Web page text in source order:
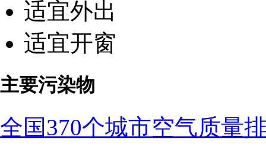
适宜外出
适宜开窗
主要污染物
全国370个城市空气质量